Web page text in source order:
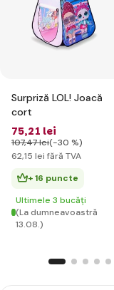
Surpriză LOL! Joacă
cort
75,21 lei
107,47 lei(-30 %)
62,15 lei fără TVA
+ 16 puncte
Ultimele 3 bucăți
(La dumneavoastră
13.08.)